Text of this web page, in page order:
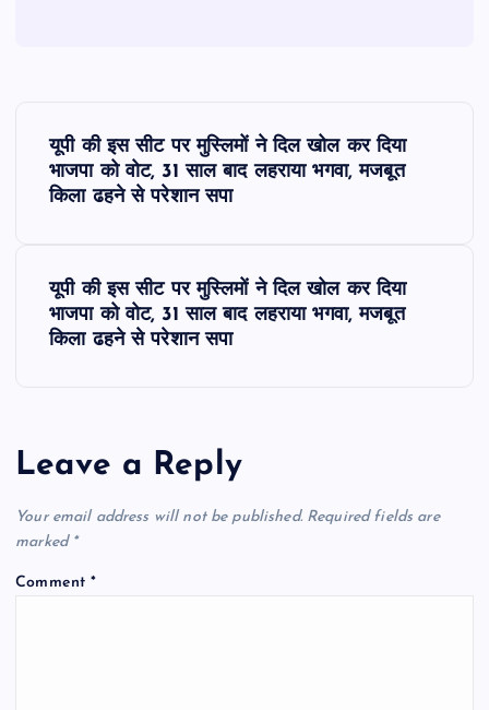
v
i
g
यूपी की इस सीट पर मुस्लिमों ने दिल खोल कर दिया
भाजपा को वोट, 31 साल बाद लहराया भगवा, मजबूत
किला ढहने से परेशान सपा
यूपी की इस सीट पर मुस्लिमों ने दिल खोल कर दिया
भाजपा को वोट, 31 साल बाद लहराया भगवा, मजबूत
किला ढहने से परेशान सपा
Leave a Reply
Your email address will not be published. Required fields are
marked *
Comment*